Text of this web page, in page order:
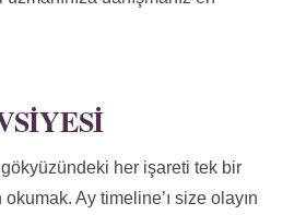
her işareti tek bir
Ay timeline’ı size olayın